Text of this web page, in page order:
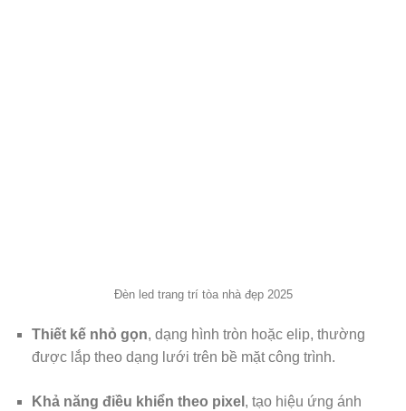
Đèn led trang trí tòa nhà đẹp 2025
Thiết kế nhỏ gọn, dạng hình tròn hoặc elip, thường
được lắp theo dạng lưới trên bề mặt công trình.
Khả năng điều khiển theo pixel , tạo hiệu ứng ánh